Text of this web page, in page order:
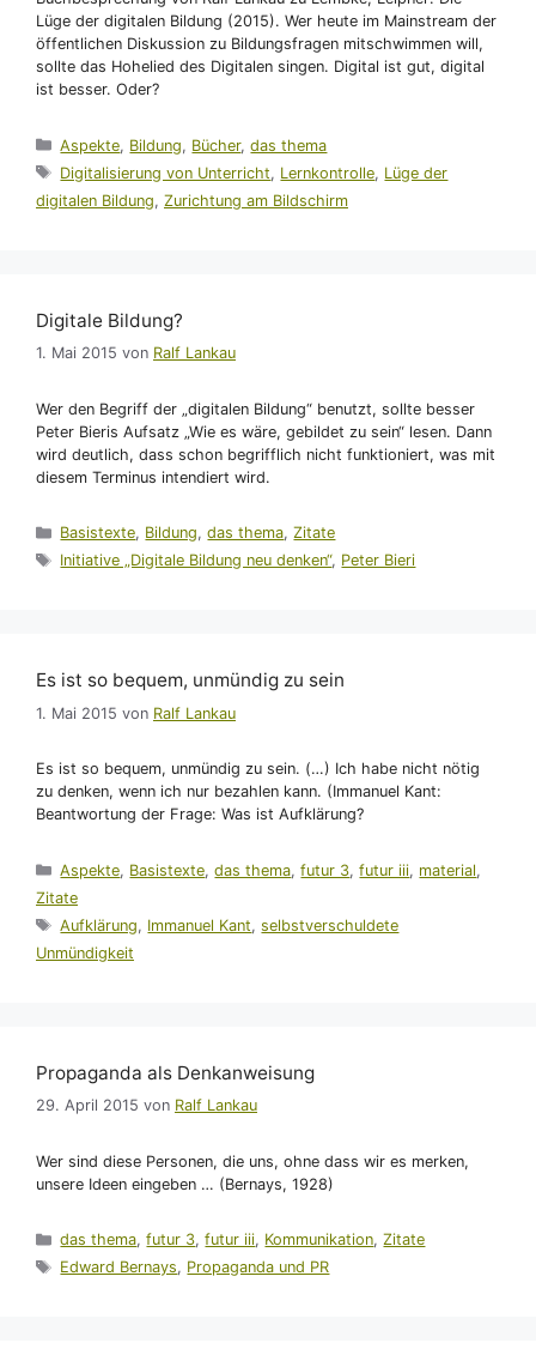
Lüge der digitalen Bildung (2015). Wer heute im Mainstream der
öffentlichen Diskussion zu Bildungsfragen mitschwimmen will,
sollte das Hohelied des Digitalen singen. Digital ist gut, digital
ist besser. Oder?
Kategorien
Aspekte, Bildung, Bücher,das thema
Schlagwörter
Digitalisierung von Unterricht, Lernkontrolle, Lüge der
digitalen Bildung, Zurichtung am Bildschirm
Digitale Bildung?
1. Mai 2015 von Ralf Lankau
Wer den Begriff der „digitalen Bildung“ benutzt, sollte besser
Peter Bieris Aufsatz „Wie es wäre, gebildet zu sein“ lesen. Dann
wird deutlich, dass schon begrifflich nicht funktioniert, was mit
diesem Terminus intendiert wird.
Kategorien
Basistexte, Bildung,das thema,Zitate
Schlagwörter
Initiative „Digitale Bildung neu denken“, Peter Bieri
Es ist so bequem, unmündig zu sein
1. Mai 2015 von Ralf Lankau
Es ist so bequem, unmündig zu sein. (…) Ich habe nicht nötig
zu denken, wenn ich nur bezahlen kann. (Immanuel Kant:
Beantwortung der Frage: Was ist Aufklärung?
Kategorien
Aspekte, Basistexte,das thema,futur 3,futur iii, material,
Zitate
Schlagwörter
Aufklärung, Immanuel Kant,selbstverschuldete
Unmündigkeit
Propaganda als Denkanweisung
29. April 2015 von Ralf Lankau
Wer sind diese Personen, die uns, ohne dass wir es merken,
unsere Ideen eingeben … (Bernays, 1928)
Kategorien
das thema,futur 3,futur iii, Kommunikation,Zitate
Schlagwörter
Edward Bernays, Propaganda und PR